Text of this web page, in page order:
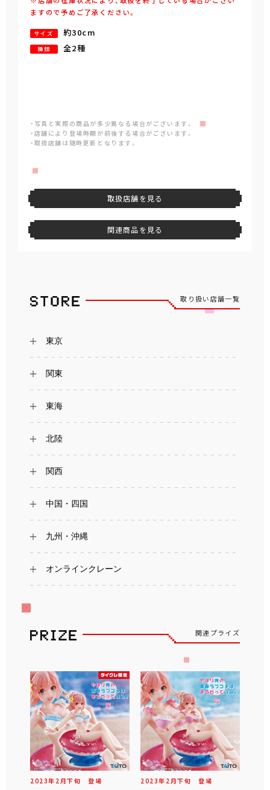
ますので予めご了承ください。
サイズ 約30cm
種類 全2種
・写真と実際の商品が多少異なる場合がございます。
・店舗により登場時期が前後する場合がございます。
・取扱店舗は随時更新となります。
取扱店舗を見る
関連商品を見る
取り扱い店舗一覧
東京
関東
東海
北陸
関西
中国・四国
九州・沖縄
オンラインクレーン
関連プライズ
2023年 2 月下旬 登場 2023年 2 月下旬 登場